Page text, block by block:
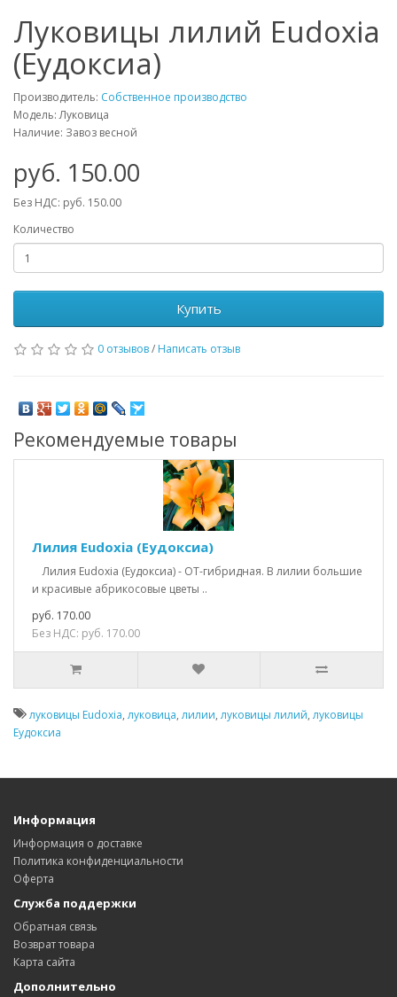
Луковицы лилий Eudoxia
(Еудоксиа)
Производитель: Собственное производство
Модель: Луковица
Наличие: Завоз весной
руб. 150.00
Без НДС: руб. 150.00
Количество
Купить
0 отзывов/ Написать отзыв
Рекомендуемые товары
Лилия Eudoxia (Еудоксиа)
Лилия Eudoxia (Еудоксиа) - ОТ-гибридная. В лилии большие
и красивые абрикосовые цветы ..
руб. 170.00
Без НДС: руб. 170.00
луковицы Eudoxia, луковица, лилии, луковицы лилий, луковицы
Еудоксиа
Информация
Информация о доставке
Политика конфиденциальности
Оферта
Служба поддержки
Обратная связь
Возврат товара
Карта сайта
Дополнительно